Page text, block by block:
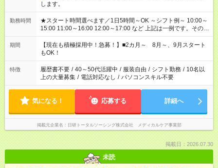
します。
勤務時間
★スタート時間選べます／1日5時間～OK ～シフト例～ 10:00～
15:00 11:00～16:00 12:00～17:00 など 上記は一例です。その他
シフトもご相談ください。 ※Wワークの場合当社と合わせて法
定労働時間が週40時間を超えなければOKです。
期間
【現在も積極採用中！急募！】■2カ月～ 8月～、9月スタート
もOK！
特徴 履歴書不要 / 40～50代活躍中 / 服装自由 / シフト勤務 / 10名以
上の大量募集 / 電話対応なし / パソコンスキル不要
気になる！ 応募する 詳細へ
掲載元企業名 日研トータルソーシング株式会社 メディカルケア事業部
掲載日：2026.07.30
未読